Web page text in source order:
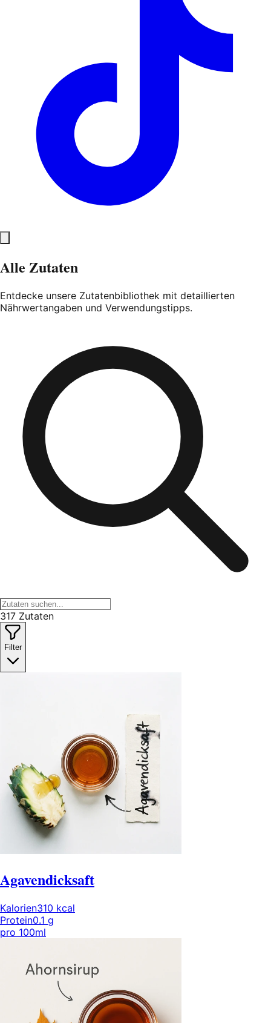
Alle Zutaten
Entdecke unsere Zutatenbibliothek mit detaillierten
Nährwertangaben und Verwendungstipps.
317 Zutaten
Filter
Agavendicksaft
Kalorien310 kcal
Protein0.1 g
pro 100ml